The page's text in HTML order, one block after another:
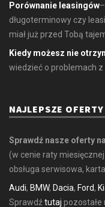
Porównanie leasingów
długoterminowy czy
miał już przed Tobą
Kiedy możesz nie
wiedzieć o problemach
NAJLEPSZE
Sprawdź nasze oferty
(w cenie raty
obsługa serwisowa,
Audi, BMW, Dacia, Ford,
Sprawdź tutaj pozostałe